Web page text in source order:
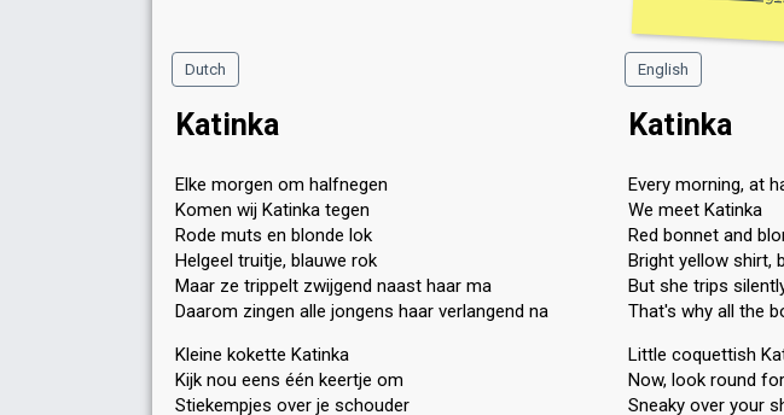
Dutch English
Katinka
Elke morgen om halfnegen
Komen wij Katinka tegen
Rode muts en blonde lok
Helgeel truitje, blauwe rok
Maar ze trippelt zwijgend naast haar ma
Daarom zingen alle jongens haar verlangend na
Kleine kokette Katinka
Kijk nou eens één keertje om
Stiekempjes over je schouder
Katinka
Every morning, at
We meet Katinka
Red bonnet and
Bright yellow shirt,
But she trips
That's why all the
Little coquettish
Now, look round
Sneaky over your